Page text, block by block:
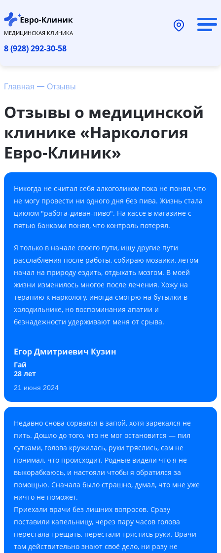
МЕДИЦИНСКАЯ КЛИНИКА
8 (928) 292-30-58
Главная Отзывы
Отзывы о медицинской
клинике «Наркология
Евро-Клиник»
Никогда не считал себя алкоголиком пока не понял, что
не могу провести ни одного дня без пива. Жизнь стала
циклом "работа-диван-пиво". На кассе в магазине с
пятью банками понял, что контроль потерял.
Я только в начале своего пути, ищу другие пути
расслабления после работы, собираю мозаики, летом
начал на природу ездить, отдыхать мозгом. В моей
жизни изменилось многое после лечения. Хожу на
терапию к наркологу, иногда смотрю на бутылки в
холодильнике, но воспоминания апатии и
безнадежности удерживают меня от срыва.
Егор Дмитриевич Кузин
Гай
28 лет
21 июня 2024
Недавно снова сорвался в запой, хотя зарекался не
пить. Дошло до того, что не мог остановится — пил
сутками, голова кружилась, руки тряслись, сам не
понимал, что происходит. Родные видели что я не
выкорабкаюсь, и настояли чтобы я обратился за
помощью. Сначала было страшно, думал, что мне уже
ничто не поможет.
Приехали врачи без лишних вопросов. Сразу
поставили капельницу, через пару часов голова
перестала трещать, перестали трястись руки. Врачи
там действительно знают своё дело, ни разу не